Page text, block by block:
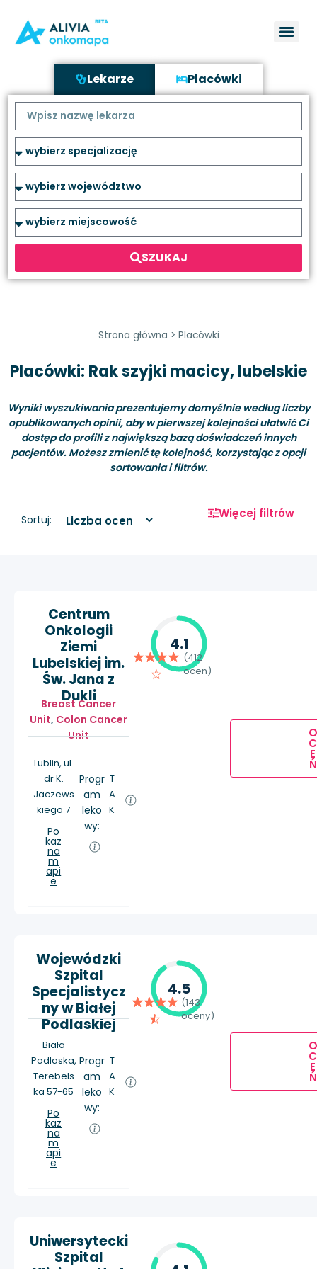
Lekarze Placówki
SZUKAJ
Strona główna > Placówki
Placówki: Rak szyjki macicy, lubelskie
Wyniki wyszukiwania prezentujemy domyślnie według liczby
opublikowanych opinii, aby w pierwszej kolejności ułatwić Ci
dostęp do profili z największą bazą doświadczeń innych
pacjentów. Możesz zmienić tę kolejność, korzystając z opcji
sortowania i filtrów.
Sortuj: Więcej filtrów
Centrum
Onkologii
Ziemi
Lubelskiej im.
Św. Jana z
Dukli
Breast Cancer
Unit, Colon Cancer
Unit
Lublin, ul.
dr K.
Jaczews
kiego 7
Po
każ
na
m
api
e
Progr
am
leko
wy:
T
A
K
4.1
(412
ocen)
O
C
E
Ń
Wojewódzki
Szpital
Specjalistycz
ny w Białej
Podlaskiej
Biała
Podlaska,
Terebels
ka 57-65
Po
każ
na
m
api
e
Progr
am
leko
wy:
T
A
K
4.5
(143
oceny)
O
C
E
Ń
Uniwersytecki
Szpital